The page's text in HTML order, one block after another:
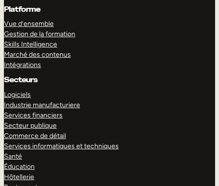
Platforme
Vue d’ensemble
Gestion de la formation
Skills Intelligence
Marché des contenus
Intégrations
Secteurs
Logiciels
Industrie manufacturiere
Services financiers
Secteur publique
Commerce de détail
Services informatiques et techniques
Santé
Éducation
Hôtellerie